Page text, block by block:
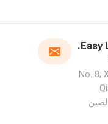
Easy Life (Suzhou) Co.,LTD.
No. 8,